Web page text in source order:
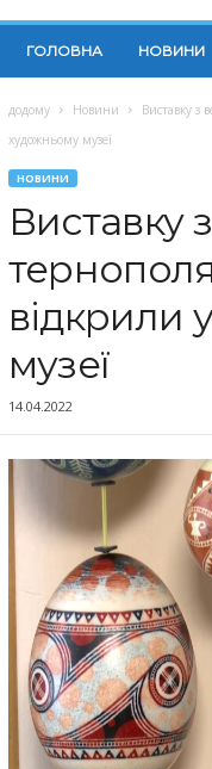
ГОЛОВНА НОВИНИ
додому Новини
Виставку з
художньому музеї
НОВИНИ
Виставку
відкрили
музеї
14.04.2022